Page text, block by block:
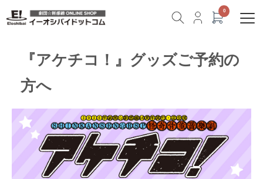
『アケチコ！』グッズご予約の
方へ